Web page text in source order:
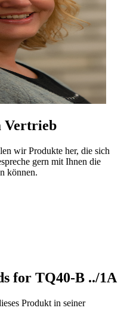
Vertrieb
wir Produkte her, die sich
gern mit Ihnen die
können.
for TQ40-B ../1A
Produkt in seiner